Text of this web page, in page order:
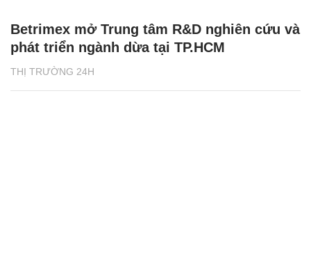
THỊ TRƯỜNG 24H
Betrimex mở Trung tâm R&D nghiên cứu và
phát triển ngành dừa tại TP.HCM